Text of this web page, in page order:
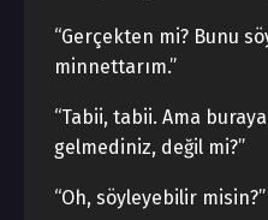
“Gerçekten mi? Bunu
minnettarım.”
“Tabii, tabii. Ama
gelmediniz, değil mi?”
“Oh, söyleyebilir misin?”